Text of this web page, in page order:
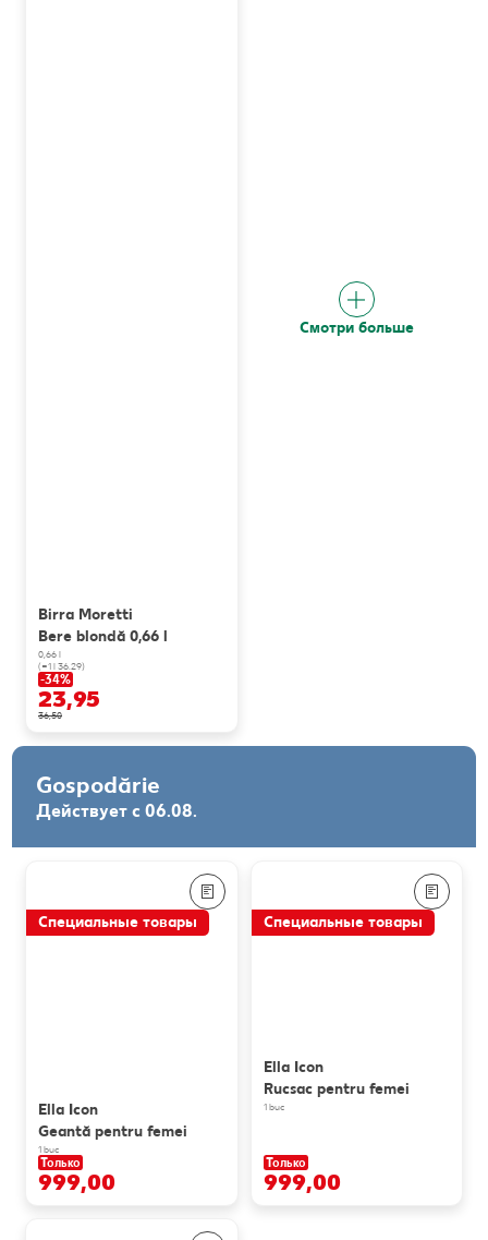
Birra Moretti
Bere blondă 0,66 l
0,66 l
(=1 l 36.29)
-34%
23,95
36,50
Смотри больше
Gospodărie
Действует с 06.08.
Специальные товары
Ella Icon
Geantă pentru femei
1 buc
Только
999,00
Специальные товары
Ella Icon
Rucsac pentru femei
1 buc
Только
999,00